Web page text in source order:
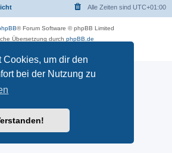
Cookies, um dir den
bei der Nutzung zu
Alle Zeiten sind UTC+01:00
® Forum Software © phpBB Limited
Übersetzung durch phpBB.de